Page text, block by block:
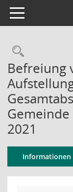
Toggle navigation
Befreiung
2021
Informationen